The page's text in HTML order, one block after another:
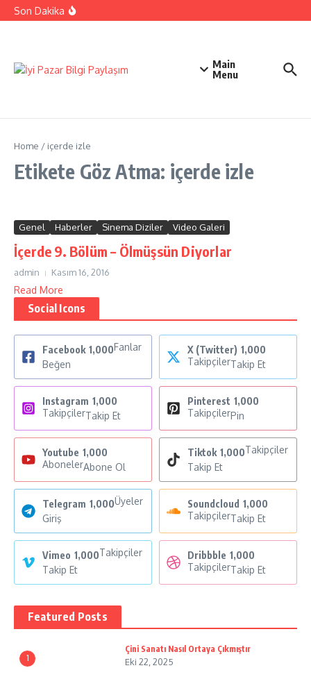
İçeriğe atla
Son Dakika
Kıbrıs Barış Harekatı Nasıl Yapıldı
Main
Menu
Home / içerde izle
Etikete Göz Atma: içerde izle
Genel Haberler Sinema Diziler Video Galeri
İçerde 9. Bölüm – Ölmüşsün Diyorlar
admin Kasım 16, 2016
Read More
Social Icons
Facebook 1,000Fanlar
Beğen
X (Twitter) 1,000
TakipçilerTakip Et
Instagram 1,000
TakipçilerTakip Et
Pinterest 1,000
TakipçilerPin
Youtube 1,000
AbonelerAbone Ol
Tiktok 1,000Takipçiler
Takip Et
Telegram 1,000Üyeler
Giriş
Soundcloud 1,000
TakipçilerTakip Et
Vimeo 1,000Takipçiler
Takip Et
Dribbble 1,000
TakipçilerTakip Et
Featured Posts
1
Çini Sanatı Nasıl Ortaya Çıkmıştır
Eki 22, 2025